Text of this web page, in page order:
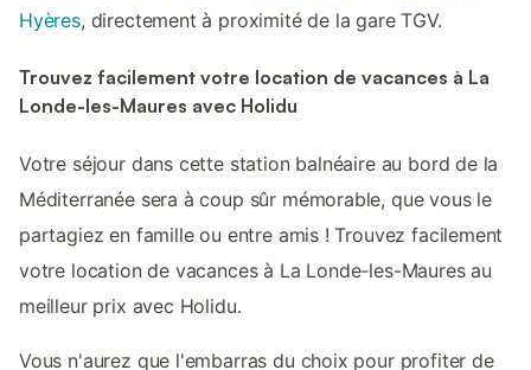
Hyères, directement à proximité de la gare TGV.
Trouvez facilement votre location de vacances à La
Londe-les-Maures avec Holidu
Votre séjour dans cette station balnéaire au bord de la
Méditerranée sera à coup sûr mémorable, que vous le
partagiez en famille ou entre amis ! Trouvez facilement
votre location de vacances à La Londe-les-Maures au
meilleur prix avec Holidu.
Vous n'aurez que l'embarras du choix pour profiter de